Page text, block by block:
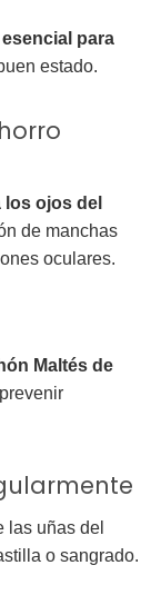
para
estado.
los ojos del
de manchas
oculares.
Maltés de
las uñas del
o sangrado.